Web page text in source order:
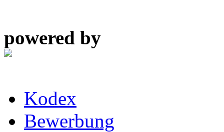
powered by
Kodex
Bewerbung